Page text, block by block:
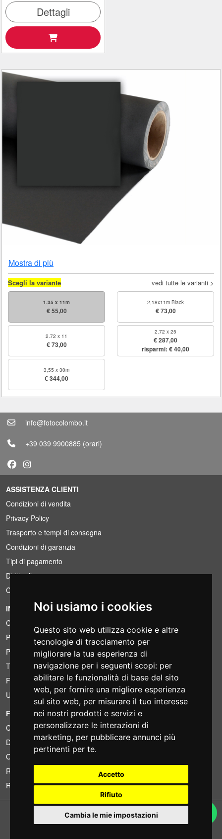
Noi usiamo i cookies
Questo sito web utilizza cookie e altre
tecnologie di tracciamento per
migliorare la tua esperienza di
navigazione per i seguenti scopi: per
abilitare le funzionalità di base del sito
web, per fornire una migliore esperienza
sul sito web, per misurare il tuo interesse
nei nostri prodotti e servizi e
personalizzare le interazioni di
marketing, per pubblicare annunci più
pertinenti per te.
Accetto
Rifiuto
Cambia le mie impostazioni
Dettagli
Mostra di più
Scegli la variante vedi tutte le varianti >
1.35 x 11m
€ 55,00
2,18x11m Black
€ 73,00
2.72 x 11
€ 73,00
2.72 x 25
€ 287,00
risparmi: € 40,00
3,55 x 30m
€ 344,00
info@fotocolombo.it
+39 039 9900885 (orari)
ASSISTENZA CLIENTI
Condizioni di vendita
Privacy Policy
Trasporto e tempi di consegna
Condizioni di garanzia
Tipi di pagamento
Diritto di recesso
Condizioni IVA
INFORMAZIONI
Condizioni di noleggio
Preventivi
Pacchetti risparmio
Trovato a meno?
Finanziamento
Usato
FOTOCOLOMBO.IT
Chi siamo
Dove siamo
Orari di negozio
Recensioni su Trovaprezzi
Recensioni su Google
Copyright © Fotocolombo Srl - Viale Verdi 95 - 23807 Merate (LC) - P. Iva
03298370135 - SDI: M5UXCR1